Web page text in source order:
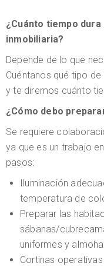
¿Cuánto tiempo
inmobiliaria?
Depende de lo que
Cuéntanos qué tipo
y te diremos cuánto
¿Cómo debo
Se requiere
ya que es un trabajo
pasos:
Iluminación
temperatura de
Preparar las
sábanas/
uniformes y
Cortinas